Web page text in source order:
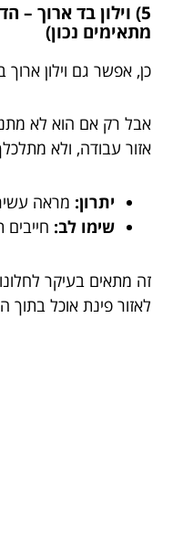
5) וילון בד ארוך
מתאימים נכון)
כן, אפשר גם וילון
אבל רק אם הוא לא
אזור עבודה, ולא
יתרון: מראה
שימו לב: חייבים
זה מתאים בעיקר
לאזור פינת אוכל